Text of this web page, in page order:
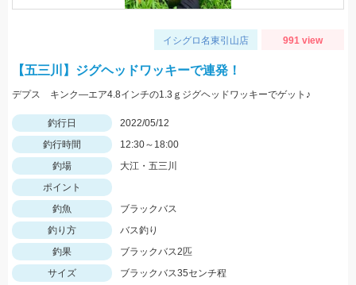
イシグロ名東引山店 991 view
【五三川】ジグヘッドワッキーで連発！
デプス キンク―エア4.8インチの1.3ｇジグヘッドワッキーでゲット♪
釣行日
2022/05/12
釣行時間
12:30～18:00
釣場
大江・五三川
ポイント
釣魚
ブラックバス
釣り方
バス釣り
釣果
ブラックバス2匹
サイズ
ブラックバス35センチ程